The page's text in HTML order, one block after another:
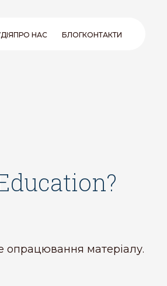
ПРО НАС БЛОГКОНТАКТИ
опрацювання матеріалу.